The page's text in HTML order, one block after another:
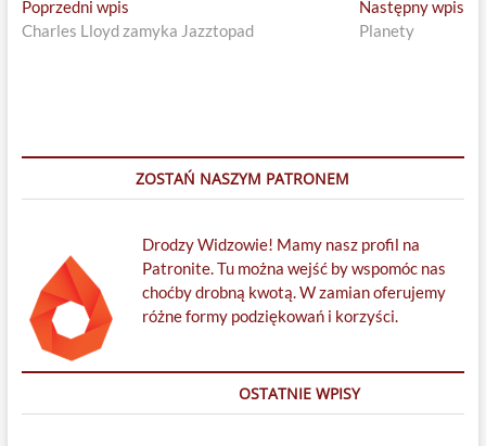
Nawigacja
wpisu
Poprzedni wpisPrevious
post:
Charles Lloyd zamyka Jazztopad
Następny wpis
Planety
ZOSTAŃ NASZYM PATRONEM
Drodzy Widzowie! Mamy nasz profil na
Patronite. Tu można wejść by wspomóc nas
choćby drobną kwotą. W zamian oferujemy
różne formy podziękowań i korzyści.
OSTATNIE WPISY